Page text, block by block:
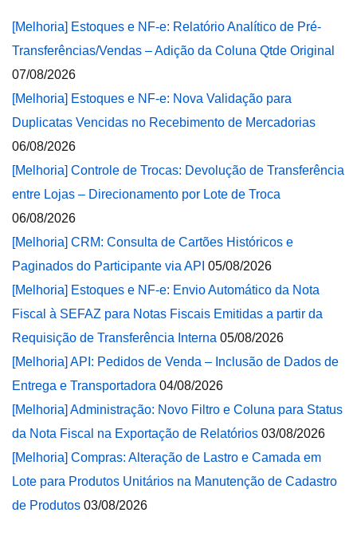
[Melhoria] Estoques e NF-e: Relatório Analítico de Pré-
Transferências/Vendas – Adição da Coluna Qtde Original
07/08/2026
[Melhoria] Estoques e NF-e: Nova Validação para
Duplicatas Vencidas no Recebimento de Mercadorias
06/08/2026
[Melhoria] Controle de Trocas: Devolução de Transferência
entre Lojas – Direcionamento por Lote de Troca
06/08/2026
[Melhoria] CRM: Consulta de Cartões Históricos e
Paginados do Participante via API 05/08/2026
[Melhoria] Estoques e NF-e: Envio Automático da Nota
Fiscal à SEFAZ para Notas Fiscais Emitidas a partir da
Requisição de Transferência Interna 05/08/2026
[Melhoria] API: Pedidos de Venda – Inclusão de Dados de
Entrega e Transportadora 04/08/2026
[Melhoria] Administração: Novo Filtro e Coluna para Status
da Nota Fiscal na Exportação de Relatórios 03/08/2026
[Melhoria] Compras: Alteração de Lastro e Camada em
Lote para Produtos Unitários na Manutenção de Cadastro
de Produtos 03/08/2026